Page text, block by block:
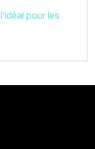
pour les